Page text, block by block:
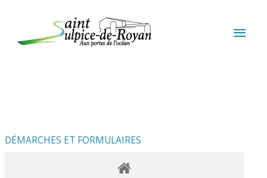
DÉMARCHES ET FORMULAIRES